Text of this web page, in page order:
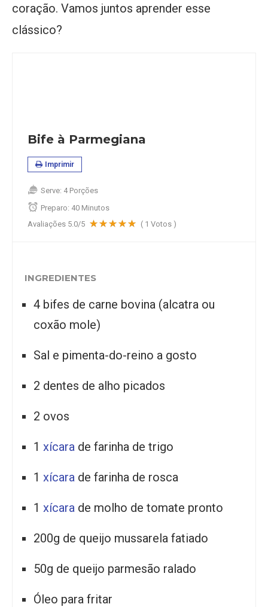
coração. Vamos juntos aprender esse
clássico?
Bife à Parmegiana
Imprimir
Serve: 4 Porções
Preparo: 40 Minutos
Avaliações 5.0/5 ( 1 Votos )
INGREDIENTES
4 bifes de carne bovina (alcatra ou
coxão mole)
Sal e pimenta-do-reino a gosto
2 dentes de alho picados
2 ovos
1 xícara de farinha de trigo
1 xícara de farinha de rosca
1 xícara de molho de tomate pronto
200g de queijo mussarela fatiado
50g de queijo parmesão ralado
Óleo para fritar